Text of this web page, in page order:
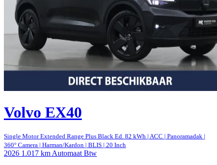
Volvo EX40
Single Motor Extended Range Plus Black Ed. 82 kWh | ACC | Panoramadak |
360° Camera | Harman/Kardon | BLIS | 20 Inch
2026 1.017 km Automaat Btw